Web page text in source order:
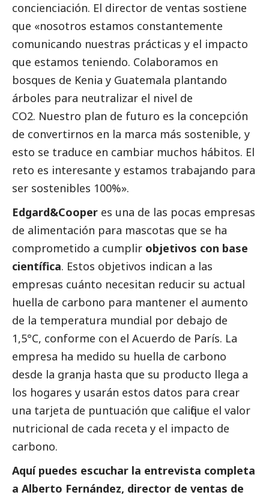
concienciación. El director de ventas sostiene
que «nosotros estamos constantemente
comunicando nuestras prácticas y el impacto
que estamos teniendo. Colaboramos en
bosques de Kenia y Guatemala plantando
árboles para neutralizar el nivel de
CO2. Nuestro plan de futuro es la concepción
de convertirnos en la marca más sostenible, y
esto se traduce en cambiar muchos hábitos. El
reto es interesante y estamos trabajando para
ser sostenibles 100%».
Edgard&Cooper es una de las pocas empresas
de alimentación para mascotas que se ha
comprometido a cumplir objetivos con base
científica. Estos objetivos indican a las
empresas cuánto necesitan reducir su actual
huella de carbono para mantener el aumento
de la temperatura mundial por debajo de
1,5°C, conforme con el Acuerdo de París. La
empresa ha medido su huella de carbono
desde la granja hasta que su producto llega a
los hogares y usarán estos datos para crear
una tarjeta de puntuación que califique el valor
nutricional de cada receta y el impacto de
carbono.
Aquí puedes escuchar la entrevista completa
a Alberto Fernández, director de ventas de